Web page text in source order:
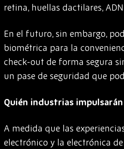
retina, huellas dactilares,
En el futuro, sin embargo,
biométrica para la
check-out de forma segura
un pase de seguridad que
Quién industrias
A medida que las
electrónico y la electrónica